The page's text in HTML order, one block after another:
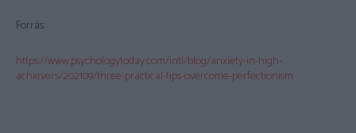
Forrás:
https://www.psychologytoday.com/intl/blog/anxiety-in-high-
achievers/202109/three-practical-tips-overcome-perfectionism